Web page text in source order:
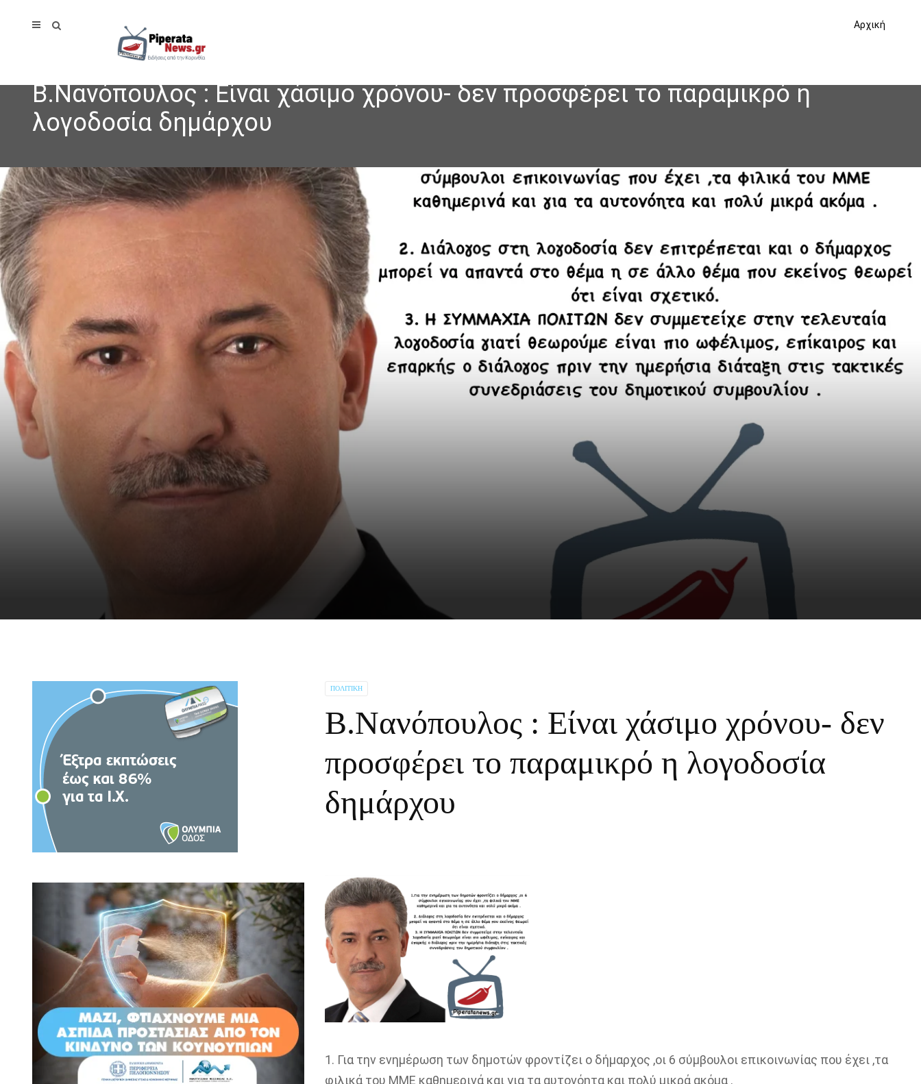
Αρχική
Β.Νανόπουλος : Είναι χάσιμο χρόνου- δεν προσφέρει το παραμικρό η
λογοδοσία δημάρχου
ΠΟΛΙΤΙΚΉ
Β.Νανόπουλος : Είναι χάσιμο χρόνου- δεν
προσφέρει το παραμικρό η λογοδοσία
δημάρχου
1. Για την ενημέρωση των δημοτών φροντίζει ο δήμαρχος ,οι 6 σύμβουλοι επικοινωνίας που έχει ,τα
φιλικά του ΜΜΕ καθημερινά και για τα αυτονόητα και πολύ μικρά ακόμα .